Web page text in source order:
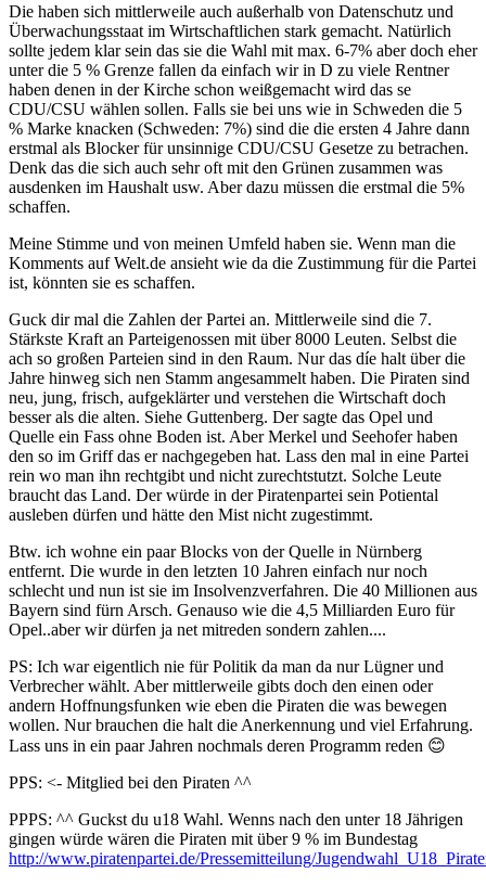
Die haben sich mittlerweile auch außerhalb von Datenschutz und
Überwachungsstaat im Wirtschaftlichen stark gemacht. Natürlich
sollte jedem klar sein das sie die Wahl mit max. 6-7% aber doch eher
unter die 5 % Grenze fallen da einfach wir in D zu viele Rentner
haben denen in der Kirche schon weißgemacht wird das se
CDU/CSU wählen sollen. Falls sie bei uns wie in Schweden die 5
% Marke knacken (Schweden: 7%) sind die die ersten 4 Jahre dann
erstmal als Blocker für unsinnige CDU/CSU Gesetze zu betrachen.
Denk das die sich auch sehr oft mit den Grünen zusammen was
ausdenken im Haushalt usw. Aber dazu müssen die erstmal die 5%
schaffen.
Meine Stimme und von meinen Umfeld haben sie. Wenn man die
Komments auf Welt.de ansieht wie da die Zustimmung für die Partei
ist, könnten sie es schaffen.
Guck dir mal die Zahlen der Partei an. Mittlerweile sind die 7.
Stärkste Kraft an Parteigenossen mit über 8000 Leuten. Selbst die
ach so großen Parteien sind in den Raum. Nur das díe halt über die
Jahre hinweg sich nen Stamm angesammelt haben. Die Piraten sind
neu, jung, frisch, aufgeklärter und verstehen die Wirtschaft doch
besser als die alten. Siehe Guttenberg. Der sagte das Opel und
Quelle ein Fass ohne Boden ist. Aber Merkel und Seehofer haben
den so im Griff das er nachgegeben hat. Lass den mal in eine Partei
rein wo man ihn rechtgibt und nicht zurechtstutzt. Solche Leute
braucht das Land. Der würde in der Piratenpartei sein Potiental
ausleben dürfen und hätte den Mist nicht zugestimmt.
Btw. ich wohne ein paar Blocks von der Quelle in Nürnberg
entfernt. Die wurde in den letzten 10 Jahren einfach nur noch
schlecht und nun ist sie im Insolvenzverfahren. Die 40 Millionen aus
Bayern sind fürn Arsch. Genauso wie die 4,5 Milliarden Euro für
Opel..aber wir dürfen ja net mitreden sondern zahlen....
PS: Ich war eigentlich nie für Politik da man da nur Lügner und
Verbrecher wählt. Aber mittlerweile gibts doch den einen oder
andern Hoffnungsfunken wie eben die Piraten die was bewegen
wollen. Nur brauchen die halt die Anerkennung und viel Erfahrung.
Lass uns in ein paar Jahren nochmals deren Programm reden 😊
PPS: <- Mitglied bei den Piraten ^^
PPPS: ^^ Guckst du u18 Wahl. Wenns nach den unter 18 Jährigen
gingen würde wären die Piraten mit über 9 % im Bundestag
http://www.piratenpartei.de/Pressemitteilung/